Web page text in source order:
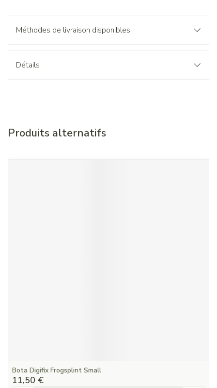
Méthodes de livraison disponibles
Détails
Produits alternatifs
Bota Digifix Frogsplint Small
11,50 €